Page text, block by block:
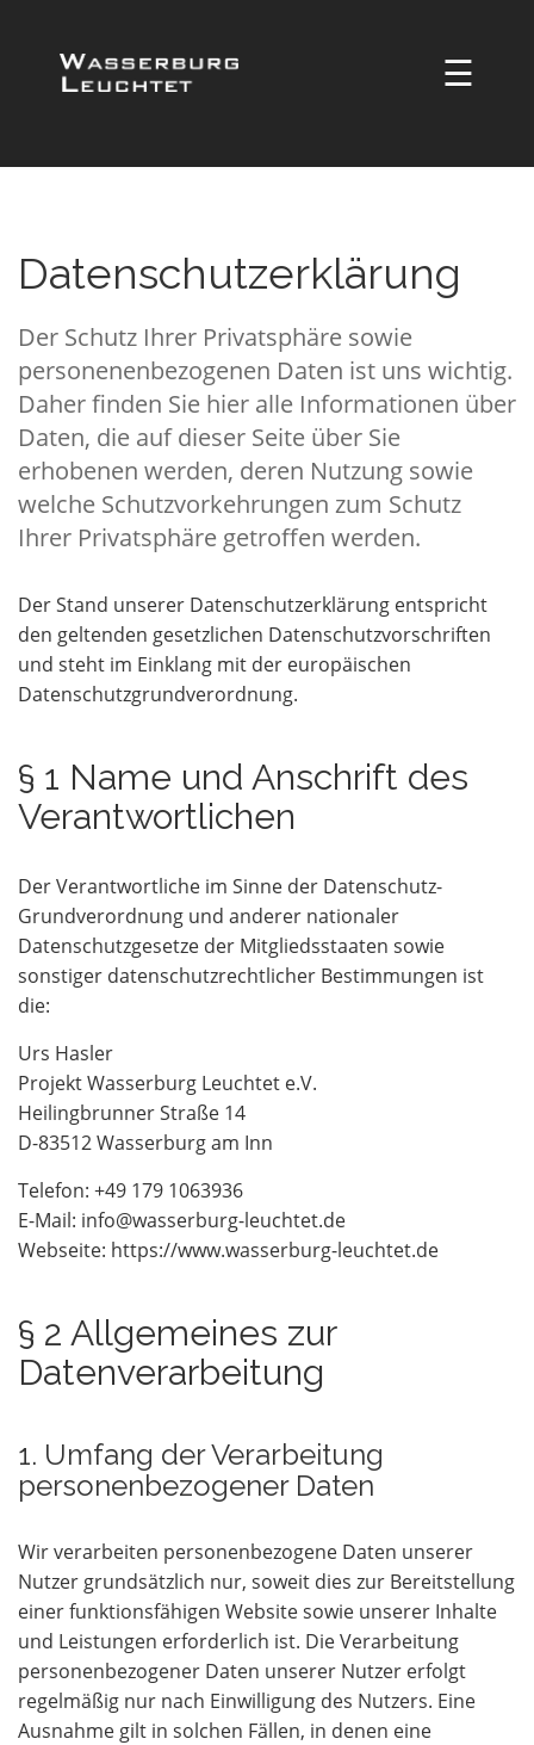
☰
Datenschutzerklärung
Der Schutz Ihrer Privatsphäre sowie
personenenbezogenen Daten ist uns wichtig.
Daher finden Sie hier alle Informationen über
Daten, die auf dieser Seite über Sie
erhobenen werden, deren Nutzung sowie
welche Schutzvorkehrungen zum Schutz
Ihrer Privatsphäre getroffen werden.
Der Stand unserer Datenschutzerklärung entspricht
den geltenden gesetzlichen Datenschutzvorschriften
und steht im Einklang mit der europäischen
Datenschutzgrundverordnung.
§ 1 Name und Anschrift des
Verantwortlichen
Der Verantwortliche im Sinne der Datenschutz-
Grundverordnung und anderer nationaler
Datenschutzgesetze der Mitgliedsstaaten sowie
sonstiger datenschutzrechtlicher Bestimmungen ist
die:
Urs Hasler
Projekt Wasserburg Leuchtet e.V.
Heilingbrunner Straße 14
D-83512 Wasserburg am Inn
Telefon: +49 179 1063936
E-Mail: info@wasserburg-leuchtet.de
Webseite: https://www.wasserburg-leuchtet.de
§ 2 Allgemeines zur
Datenverarbeitung
1. Umfang der Verarbeitung
personenbezogener Daten
Wir verarbeiten personenbezogene Daten unserer
Nutzer grundsätzlich nur, soweit dies zur Bereitstellung
einer funktionsfähigen Website sowie unserer Inhalte
und Leistungen erforderlich ist. Die Verarbeitung
personenbezogener Daten unserer Nutzer erfolgt
regelmäßig nur nach Einwilligung des Nutzers. Eine
Ausnahme gilt in solchen Fällen, in denen eine